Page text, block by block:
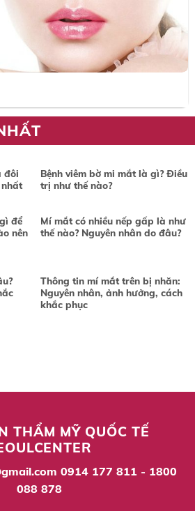
đôi
Bệnh viêm bờ mi mắt là gì? Điều
trị như thế nào?
để
nên
Mí mắt có nhiều nếp gấp là như
thế nào? Nguyên nhân do đâu?
Thông tin mí mắt trên bị nhăn:
Nguyên nhân, ảnh hưởng, cách
khắc phục
THẨM MỸ QUỐC TẾ
0914 177 811 - 1800
088 878